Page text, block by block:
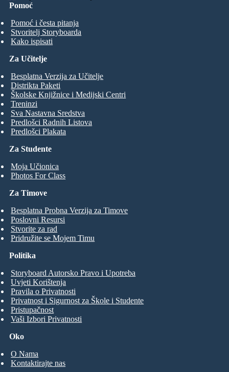
Pomoć
Pomoć i česta pitanja
Stvoritelj Storyboarda
Kako ispisati
Za Studente
Moja Učionica
Photos For Class
Za Učitelje
Besplatna Verzija za Učitelje
Distrikta Paketi
Školske Knjižnice i Medijski Centri
Treninzi
Sva Nastavna Sredstva
Predlošci Radnih Listova
Predlošci Plakata
Za Timove
Besplatna Probna Verzija za Timove
Poslovni Resursi
Stvorite za rad
Pridružite se Mojem Timu
Oko
O Nama
Kontaktirajte nas
Politika
Storyboard Autorsko Pravo i Upotreba
Uvjeti Korištenja
Pravila o Privatnosti
Privatnost i Sigurnost za Škole i Studente
Pristupačnost
Vaši Izbori Privatnosti